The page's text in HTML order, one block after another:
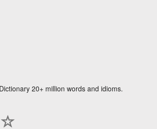
20+ million words and idioms.